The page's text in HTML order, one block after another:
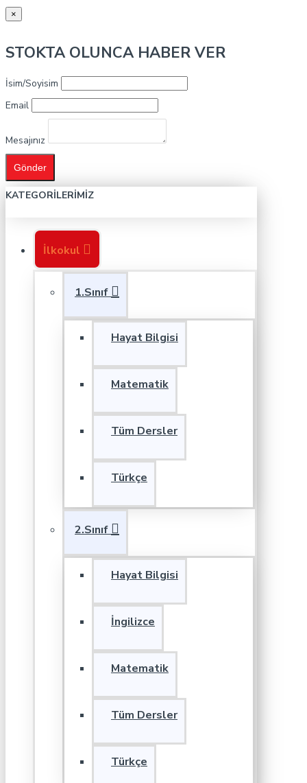
×
STOKTA OLUNCA HABER VER
İsim/Soyisim
Email
Mesajınız
Gönder
KATEGORILERIMIZ
İlkokul
1.Sınıf
Hayat Bilgisi
Matematik
Tüm Dersler
Türkçe
2.Sınıf
Hayat Bilgisi
İngilizce
Matematik
Tüm Dersler
Türkçe